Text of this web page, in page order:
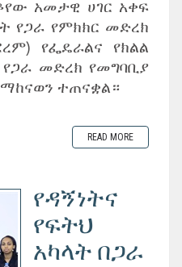
አመታዊ ሀገር አቀፍ
የጋራ የምክክር መድረክ
የፌዴራልና የክልል
የጋራ መድረክ የመግባቢያ
ተጠናቋል።
READ MORE
የዳኝነትና
የፍትህ
አካላት በጋራ